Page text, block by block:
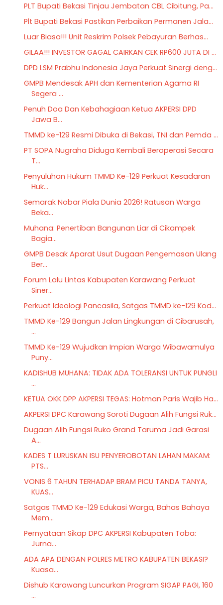
PLT Bupati Bekasi Tinjau Jembatan CBL Cibitung, Pa...
Plt Bupati Bekasi Pastikan Perbaikan Permanen Jala...
Luar Biasa!!! Unit Reskrim Polsek Pebayuran Berhas...
GILAA!!! INVESTOR GAGAL CAIRKAN CEK RP600 JUTA DI ...
DPD LSM Prabhu Indonesia Jaya Perkuat Sinergi deng...
GMPB Mendesak APH dan Kementerian Agama RI
Segera ...
Penuh Doa Dan Kebahagiaan Ketua AKPERSI DPD
Jawa B...
TMMD ke-129 Resmi Dibuka di Bekasi, TNI dan Pemda ...
PT SOPA Nugraha Diduga Kembali Beroperasi Secara
T...
Penyuluhan Hukum TMMD Ke-129 Perkuat Kesadaran
Huk...
Semarak Nobar Piala Dunia 2026! Ratusan Warga
Beka...
Muhana: Penertiban Bangunan Liar di Cikampek
Bagia...
GMPB Desak Aparat Usut Dugaan Pengemasan Ulang
Ber...
Forum Lalu Lintas Kabupaten Karawang Perkuat
Siner...
Perkuat Ideologi Pancasila, Satgas TMMD ke-129 Kod...
TMMD Ke-129 Bangun Jalan Lingkungan di Cibarusah,
...
TMMD Ke-129 Wujudkan Impian Warga Wibawamulya
Puny...
KADISHUB MUHANA: TIDAK ADA TOLERANSI UNTUK PUNGLI
...
KETUA OKK DPP AKPERSI TEGAS: Hotman Paris Wajib Ha...
AKPERSI DPC Karawang Soroti Dugaan Alih Fungsi Ruk...
Dugaan Alih Fungsi Ruko Grand Taruma Jadi Garasi
A...
KADES T LURUSKAN ISU PENYEROBOTAN LAHAN MAKAM:
PTS...
VONIS 6 TAHUN TERHADAP BRAM PICU TANDA TANYA,
KUAS...
Satgas TMMD Ke-129 Edukasi Warga, Bahas Bahaya
Mem...
Pernyataan Sikap DPC AKPERSI Kabupaten Toba:
Jurna...
ADA APA DENGAN POLRES METRO KABUPATEN BEKASI?
Kuasa...
Dishub Karawang Luncurkan Program SIGAP PAGI, 160
...